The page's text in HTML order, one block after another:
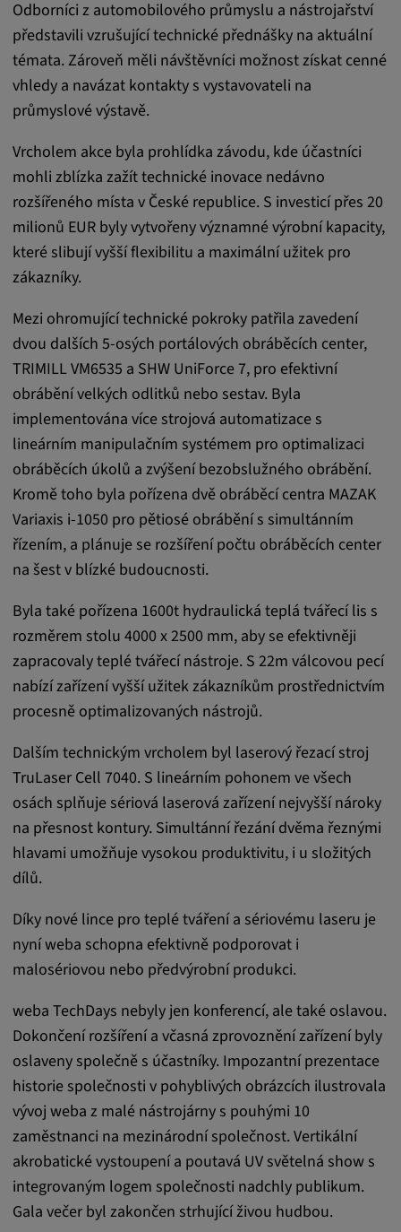
Odborníci z automobilového průmyslu a nástrojařství
představili vzrušující technické přednášky na aktuální
témata. Zároveň měli návštěvníci možnost získat cenné
vhledy a navázat kontakty s vystavovateli na
průmyslové výstavě.
Vrcholem akce byla prohlídka závodu, kde účastníci
mohli zblízka zažít technické inovace nedávno
rozšířeného místa v České republice. S investicí přes 20
milionů EUR byly vytvořeny významné výrobní kapacity,
které slibují vyšší flexibilitu a maximální užitek pro
zákazníky.
Mezi ohromující technické pokroky patřila zavedení
dvou dalších 5-osých portálových obráběcích center,
TRIMILL VM6535 a SHW UniForce 7, pro efektivní
obrábění velkých odlitků nebo sestav. Byla
implementována více strojová automatizace s
lineárním manipulačním systémem pro optimalizaci
obráběcích úkolů a zvýšení bezobslužného obrábění.
Kromě toho byla pořízena dvě obráběcí centra MAZAK
Variaxis i-1050 pro pětiosé obrábění s simultánním
řízením, a plánuje se rozšíření počtu obráběcích center
na šest v blízké budoucnosti.
Byla také pořízena 1600t hydraulická teplá tvářecí lis s
rozměrem stolu 4000 x 2500 mm, aby se efektivněji
zapracovaly teplé tvářecí nástroje. S 22m válcovou pecí
nabízí zařízení vyšší užitek zákazníkům prostřednictvím
procesně optimalizovaných nástrojů.
Dalším technickým vrcholem byl laserový řezací stroj
TruLaser Cell 7040. S lineárním pohonem ve všech
osách splňuje sériová laserová zařízení nejvyšší nároky
na přesnost kontury. Simultánní řezání dvěma řeznými
hlavami umožňuje vysokou produktivitu, i u složitých
dílů.
Díky nové lince pro teplé tváření a sériovému laseru je
nyní weba schopna efektivně podporovat i
malosériovou nebo předvýrobní produkci.
weba TechDays nebyly jen konferencí, ale také oslavou.
Dokončení rozšíření a včasná zprovoznění zařízení byly
oslaveny společně s účastníky. Impozantní prezentace
historie společnosti v pohyblivých obrázcích ilustrovala
vývoj weba z malé nástrojárny s pouhými 10
zaměstnanci na mezinárodní společnost. Vertikální
akrobatické vystoupení a poutavá UV světelná show s
integrovaným logem společnosti nadchly publikum.
Gala večer byl zakončen strhující živou hudbou.
Trvání cookies:
1 rok
Externí média
Nutné pro zobrazení obsahu z externích
mediálních platforem.
Google Maps
Název:
Poskytovatel:
google.com
Účel:
Tyto soubory cookie se používají k ukládání
preferencí uživatele a dalších informací
Trvání cookies:
3 dny
Youtube
VISITOR_INFO1_LIVE, YSC, CONSENT,
yt.innertube::nextId, yt.innertube::requests,
yt-remote-cast-installed, yt-remote-
connected-devices, yt-remote-device-id, yt-
remote-fast-check-period, yt-remote-session-
app, yt-remote-session-name, IDE,
SEARCH_SAMESITE, OGPC, OTZ, NID,
1P_JAR, DSID, APISID, HSID, SSID, SID,
SAPISID, SIDCC, yt-player-headers-
readable,
ytidb::LAST_RESULT_ENTRY_KEY, yt-
player-lv, yt-player-bandaid-host, yt-player-
Poskytovatel:
youtube.com, google.com, doubleclick.net
Účel:
a řešení problémů se službou. YSC používá
služba YouTube k ukládání uživatelských
vstupů a jejich přiřazování k akcím uživatele.
Trvání cookies:
1 rok
Vimeo